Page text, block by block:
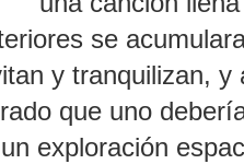
se
y tranquilizan,
que uno
exploración